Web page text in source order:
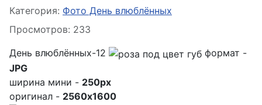
Информация о материале
Категория: Фото День влюблённых
Просмотров: 233
День влюблённых-12
формат -
JPG
ширина мини - 250px
оригинал - 2560x1600